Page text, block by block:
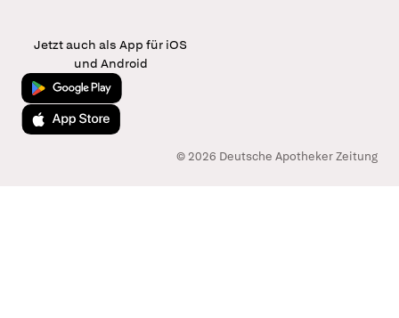
Jetzt auch als App für iOS
und Android
Jetzt bei Google Play
Laden im App Store
© 2026 Deutsche Apotheker Zeitung